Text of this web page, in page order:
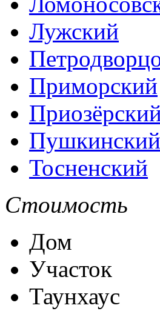
Лужский
Приморский
Пушкинский
Тосненский
Стоимость
Дом
Участок
Таунхаус